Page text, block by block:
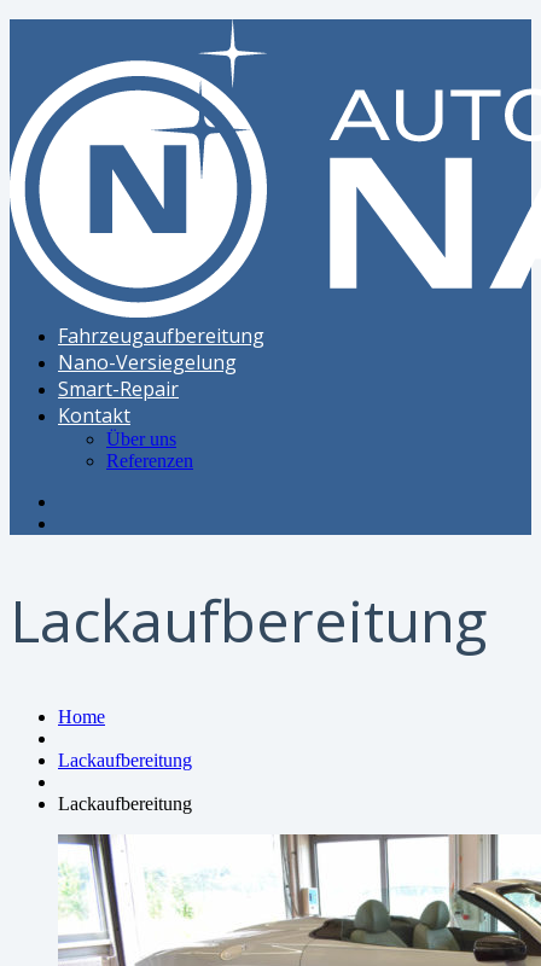
Fahrzeugaufbereitung
Nano-Versiegelung
Smart-Repair
Kontakt
Über uns
Referenzen
Lackaufbereitung
Home
Lackaufbereitung
Lackaufbereitung